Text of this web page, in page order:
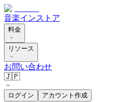
音楽インストア
料金
リソース
お問い合わせ
🇯🇵
ログイン アカウント作成